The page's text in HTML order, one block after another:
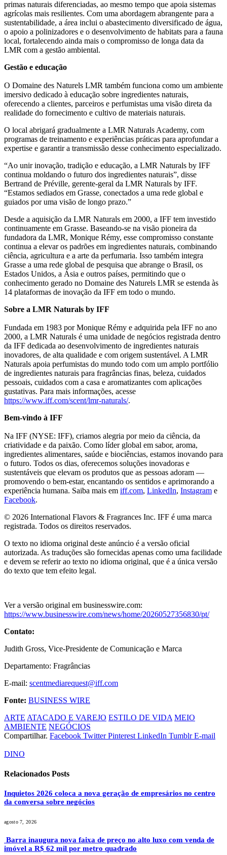
primas naturais diferenciadas, ao mesmo tempo que apoia sistemas
agrícolas mais resilientes. Com uma abordagem abrangente para a
sustentabilidade, a área inclui o abastecimento diversificado de água,
o apoio a polinizadores e o desenvolvimento de habitats para a fauna
local, fortalecendo ainda mais o compromisso de longa data da
LMR com a gestão ambiental.
Gestão e educação
O Domaine des Naturels LMR também funciona como um ambiente
imersivo dedicado à educação sobre ingredientes naturais,
oferecendo a clientes, parceiros e perfumistas uma visão direta da
realidade do fornecimento e cultivo de materiais naturais.
O local abrigará gradualmente a LMR Naturals Academy, com
programas de treinamento e experiências práticas para aprofundar a
expertise e garantir a transmissão desse conhecimento especializado.
“Ao unir inovação, tradição e educação, a LMR Naturals by IFF
continua moldando o futuro dos ingredientes naturais”, disse
Bertrand de Préville, gerente-geral da LMR Naturals by IFF.
“Estamos sediados em Grasse, conectados a uma rede global e
guiados por uma visão de longo prazo.”
Desde a aquisição da LMR Naturals em 2000, a IFF tem investido
continuamente em Grasse. Baseando-se na visão pioneira da
fundadora da LMR, Monique Rémy, esse compromisso constante
continua a elevar os padrões em ingredientes naturais, combinando
ciência, agricultura e a arte da perfumaria. Isso também integra
Grasse a uma rede global de pesquisa que abrange o Brasil, os
Estados Unidos, a Ásia e outros países, permitindo que o
conhecimento gerado no Domaine des Naturels LMR se estenda às
14 plataformas de inovação da IFF em todo o mundo.
Sobre a LMR Naturals by IFF
Fundada em 1983 por Monique Rémy e adquirida pela IFF no ano
2000, a LMR Naturals é uma unidade de negócios registrada dentro
da IFF dedicada ao desenvolvimento de ingredientes naturais
inovadores, de alta qualidade e com origem sustentável. A LMR
Naturals apoia perfumistas do mundo todo com um amplo portfólio
de ingredientes naturais para fragrâncias finas, beleza, cuidados
pessoais, cuidados com a casa e aromatizantes com aplicações
gustativas. Para mais informações, acesse
https://www.iff.com/scent/lmr-naturals/.
Bem-vindo à IFF
Na IFF (NYSE: IFF), criamos alegria por meio da ciência, da
criatividade e da paixão. Como líder global em sabor, aroma,
ingredientes alimentares, saúde e biociências, estamos inovando para
o futuro. Todos os dias, oferecemos soluções inovadoras e
sustentáveis ​​que elevam os produtos que as pessoas adoram —
promovendo o bem-estar, encantando os sentidos e aprimorando a
experiência humana. Saiba mais em iff.com, LinkedIn, Instagram e
Facebook.
© 2026 International Flavors & Fragrances Inc. IFF é uma marca
registrada. Todos os direitos reservados.
O texto no idioma original deste anúncio é a versão oficial
autorizada. As traduções são fornecidas apenas como uma facilidade
e devem se referir ao texto no idioma original, que é a única versão
do texto que tem efeito legal.
Ver a versão original em businesswire.com:
https://www.businesswire.com/news/home/20260527356830/pt/
Contato:
Judith Gross, Vice-Presidente de Comunicação e Marca
Departamento: Fragrâncias
E-mail: scentmediarequest@iff.com
Fonte: BUSINESS WIRE
ARTE ATACADO E VAREJO ESTILO DE VIDA MEIO
AMBIENTE NEGÓCIOS
Compartilhar. Facebook Twitter Pinterest LinkedIn Tumblr E-mail
DINO
Relacionados Posts
Inquietos 2026 coloca a nova geração de empresários no centro
da conversa sobre negócios
agosto 7, 2026
Barra inaugura nova faixa de preço no alto luxo com venda de
imóvel a R$ 62 mil por metro quadrado